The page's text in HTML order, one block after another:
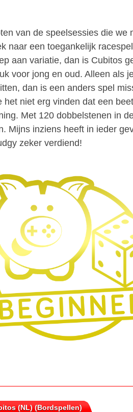
van de speelsessies die we
naar een toegankelijk
aan variatie, dan is Cubitos
voor jong en oud. Alleen als
dan is een anders spel
het niet erg vinden dat een
Met 120 dobbelstenen in
Mijns inziens heeft in ieder
zeker verdiend!
(NL) (Bordspellen)